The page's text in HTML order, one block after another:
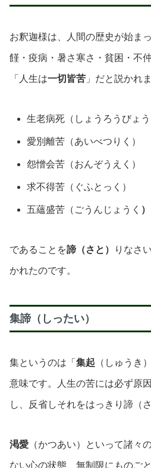
お釈迦様は、人間の歴史が始ま
饉・疫病・暑さ寒さ・貧困・不
「人生は一切皆苦 」だと説かれ
生老病死（しょうろうびょう
愛別離苦（あいべつりく）
怨憎会苦（おんぞうえく）
求不得苦（ぐふとっく）
五蘊盛苦（ごうんじょうく ）
であることを諦（さと） りなさ
かれたのです。
集諦（しったい）
集というのは「 集起 （しゅうき
意味です。人生の苦には必ず原
し、反省しそれをはっきり諦（
渇愛 （かつあい）といって諸々
ない心の状態、無制限にものご